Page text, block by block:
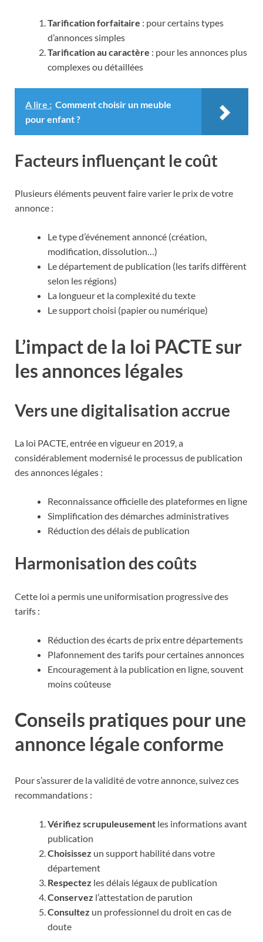
Tarification forfaitaire : pour certains types
d’annonces simples
Tarification au caractère : pour les annonces plus
complexes ou détaillées
A lire : Comment choisir un meuble
pour enfant ?
Facteurs influençant le coût
Plusieurs éléments peuvent faire varier le prix de votre
annonce :
Le type d’événement annoncé (création,
modification, dissolution…)
Le département de publication (les tarifs diffèrent
selon les régions)
La longueur et la complexité du texte
Le support choisi (papier ou numérique)
L’impact de la loi PACTE sur
les annonces légales
Vers une digitalisation accrue
La loi PACTE, entrée en vigueur en 2019, a
considérablement modernisé le processus de publication
des annonces légales :
Reconnaissance officielle des plateformes en ligne
Simplification des démarches administratives
Réduction des délais de publication
Harmonisation des coûts
Cette loi a permis une uniformisation progressive des
tarifs :
Réduction des écarts de prix entre départements
Plafonnement des tarifs pour certaines annonces
Encouragement à la publication en ligne, souvent
moins coûteuse
Conseils pratiques pour une
annonce légale conforme
Pour s’assurer de la validité de votre annonce, suivez ces
recommandations :
Vérifiez scrupuleusement les informations avant
publication
Choisissez un support habilité dans votre
département
Respectez les délais légaux de publication
Conservez l’attestation de parution
Consultez un professionnel du droit en cas de
doute